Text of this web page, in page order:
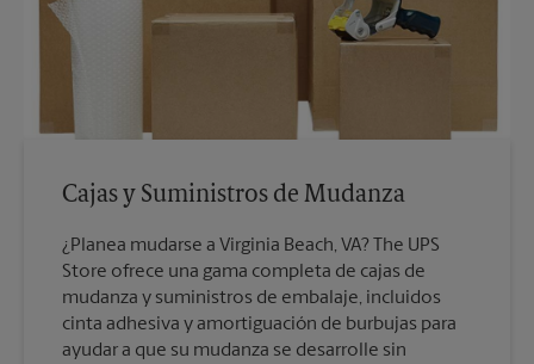
Cajas y Suministros de Mudanza
¿Planea mudarse a Virginia Beach, VA? The UPS
Store ofrece una gama completa de cajas de
mudanza y suministros de embalaje, incluidos
cinta adhesiva y amortiguación de burbujas para
ayudar a que su mudanza se desarrolle sin